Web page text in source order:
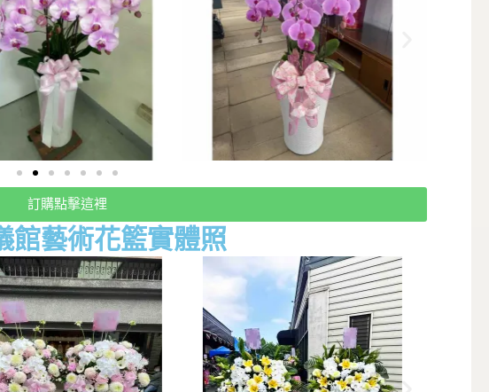
訂購點擊這裡
館藝術花籃實體照